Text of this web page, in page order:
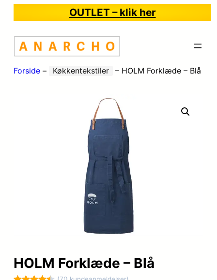
OUTLET – klik her
Forside – Køkkentekstiler – HOLM Forklæde – Blå
HOLM Forklæde – Blå